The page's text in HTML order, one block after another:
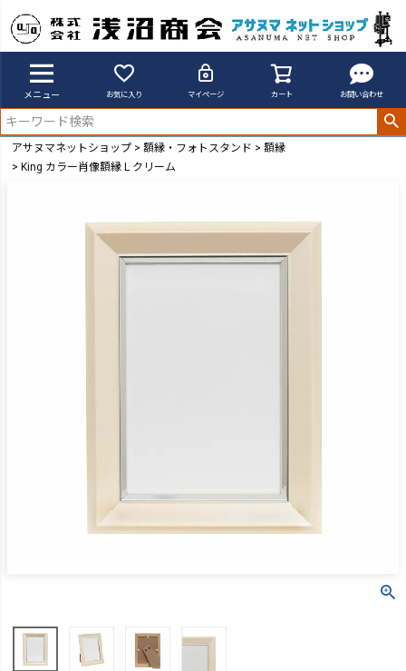
メニュー お気に入り マイページ カート お問い合わせ
アサヌマネットショップ 額縁・フォトスタンド
額縁
King カラー肖像額縁 L クリーム